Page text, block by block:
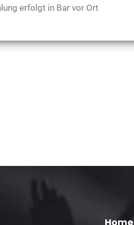
erfolgt in Bar vor Ort
Home